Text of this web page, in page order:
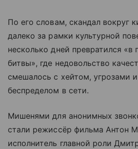
По его словам, скандал вокруг
далеко за рамки культурной
несколько дней превратился «в
битвы», где недовольство
смешалось с хейтом, угрозами
беспределом в сети.
Мишенями для анонимных
стали режиссёр фильма Антон
исполнитель главной роли